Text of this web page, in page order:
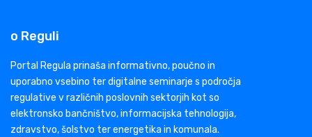
o Reguli
Portal Regula prinaša informativno, poučno in
uporabno vsebino ter digitalne seminarje s področja
regulative v različnih poslovnih sektorjih kot so
elektronsko bančništvo, informacijska tehnologija,
zdravstvo, šolstvo ter energetika in komunala.